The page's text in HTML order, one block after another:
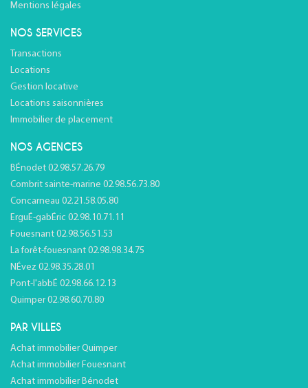
Mentions légales
NOS SERVICES
Transactions
Locations
Gestion locative
Locations saisonnières
Immobilier de placement
NOS AGENCES
BÉnodet 02.98.57.26.79
Combrit sainte-marine 02.98.56.73.80
Concarneau 02.21.58.05.80
ErguÉ-gabÉric 02.98.10.71.11
Fouesnant 02.98.56.51.53
La forêt-fouesnant 02.98.98.34.75
NÉvez 02.98.35.28.01
Pont-l'abbÉ 02.98.66.12.13
Quimper 02.98.60.70.80
PAR VILLES
Achat immobilier Quimper
Achat immobilier Fouesnant
Achat immobilier Bénodet